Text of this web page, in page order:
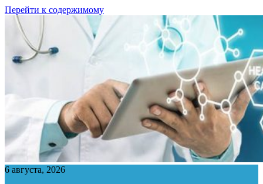
Перейти к содержимому
6 августа, 2026